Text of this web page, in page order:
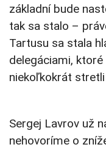
základní bude
tak sa stalo –
Tartusu sa stala
delegáciami,
niekoľkokrát
Sergej Lavrov už
nehovoríme o